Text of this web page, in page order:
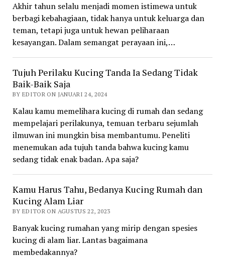
Akhir tahun selalu menjadi momen istimewa untuk
berbagi kebahagiaan, tidak hanya untuk keluarga dan
teman, tetapi juga untuk hewan peliharaan
kesayangan. Dalam semangat perayaan ini,…
Tujuh Perilaku Kucing Tanda Ia Sedang Tidak
Baik-Baik Saja
BY EDITOR ON JANUARI 24, 2024
Kalau kamu memelihara kucing di rumah dan sedang
mempelajari perilakunya, temuan terbaru sejumlah
ilmuwan ini mungkin bisa membantumu. Peneliti
menemukan ada tujuh tanda bahwa kucing kamu
sedang tidak enak badan. Apa saja?
Kamu Harus Tahu, Bedanya Kucing Rumah dan
Kucing Alam Liar
BY EDITOR ON AGUSTUS 22, 2023
Banyak kucing rumahan yang mirip dengan spesies
kucing di alam liar. Lantas bagaimana
membedakannya?